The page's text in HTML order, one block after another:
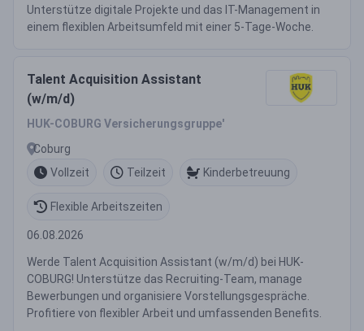
Unterstütze digitale Projekte und das IT-Management in
einem flexiblen Arbeitsumfeld mit einer 5-Tage-Woche.
Talent Acquisition Assistant
(w/m/d)
HUK-COBURG Versicherungsgruppe'
Coburg
Vollzeit
Teilzeit Kinderbetreuung
Flexible Arbeitszeiten
06.08.2026
Werde Talent Acquisition Assistant (w/m/d) bei HUK-
COBURG! Unterstütze das Recruiting-Team, manage
Bewerbungen und organisiere Vorstellungsgespräche.
Profitiere von flexibler Arbeit und umfassenden Benefits.